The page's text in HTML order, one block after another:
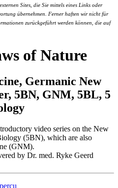
Sites, die Sie mittels eines Links oder
übernehmen. Ferner haften wir nicht für
zurückgeführt werden können, die auf
of Nature
Germanic New
5BN, GNM, 5BL, 5
video series on the New
(5BN), which are also
(GNM).
by Dr. med. Ryke Geerd